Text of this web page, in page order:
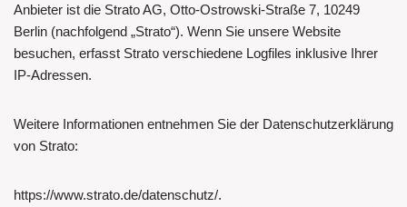
Anbieter ist die Strato AG, Otto-Ostrowski-Straße 7, 10249
Berlin (nachfolgend „Strato“). Wenn Sie unsere Website
besuchen, erfasst Strato verschiedene Logfiles inklusive Ihrer
IP-Adressen.
Weitere Informationen entnehmen Sie der Datenschutzerklärung
von Strato:
https://www.strato.de/datenschutz/.